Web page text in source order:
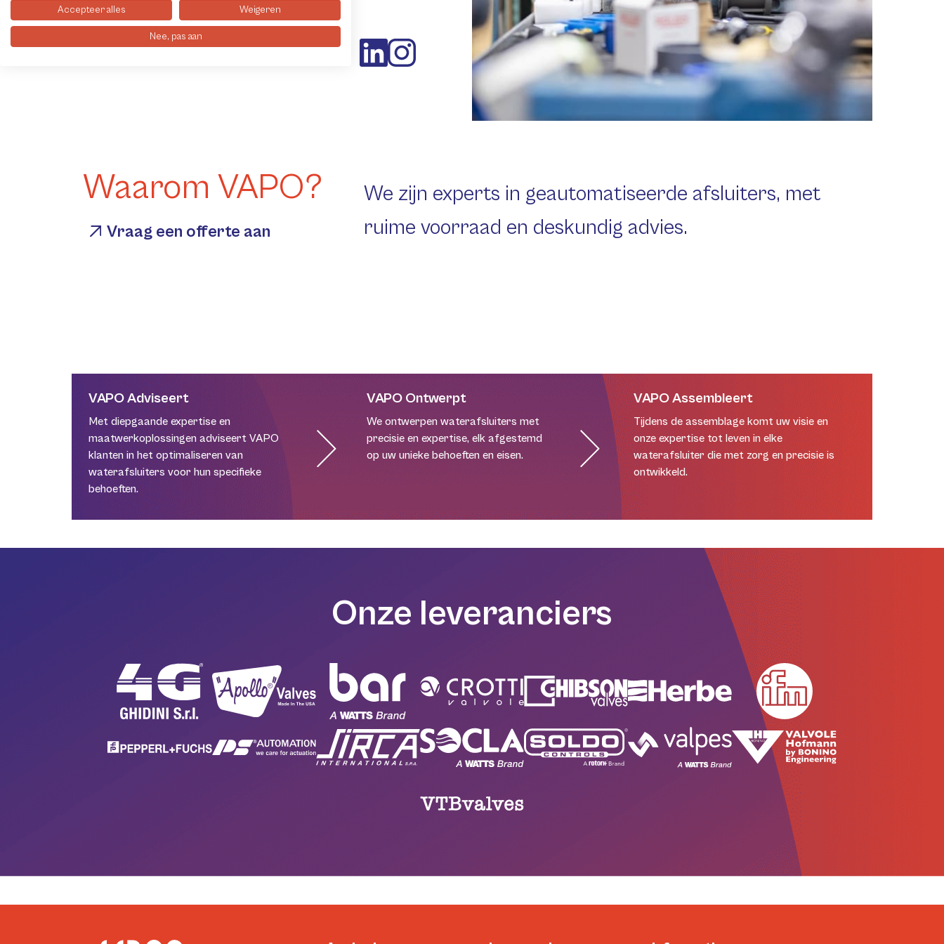
Volg ons
Waarom VAPO?
Vraag een offerte aan
We zijn experts in geautomatiseerde afsluiters, met
ruime voorraad en deskundig advies.
VAPO Adviseert
Met diepgaande expertise en
maatwerkoplossingen adviseert VAPO
klanten in het optimaliseren van
waterafsluiters voor hun specifieke
behoeften.
VAPO Ontwerpt
We ontwerpen waterafsluiters met
precisie en expertise, elk afgestemd
op uw unieke behoeften en eisen.
VAPO Assembleert
Tijdens de assemblage komt uw visie en
onze expertise tot leven in elke
waterafsluiter die met zorg en precisie is
ontwikkeld.
Onze leveranciers
Accepteer alles Weigeren
Nee, pas aan